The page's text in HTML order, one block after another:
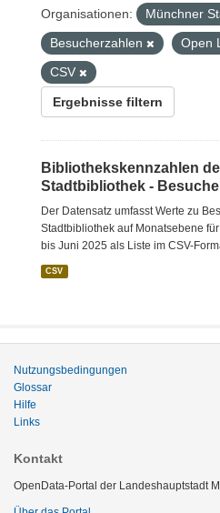
Organisationen:
Münchner
Besucherzahlen
Open
CSV
Ergebnisse filtern
Bibliothekskennzahlen
Stadtbibliothek -
Der Datensatz umfasst Werte zu
Stadtbibliothek auf Monatsebene
bis Juni 2025 als Liste im CSV-
CSV
Nutzungsbedingungen
Glossar
Hilfe
Links
Kontakt
OpenData-Portal der Landeshauptstadt